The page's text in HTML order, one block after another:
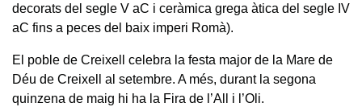
decorats del segle V aC i ceràmica grega àtica del segle IV
aC fins a peces del baix imperi Romà).
El poble de Creixell celebra la festa major de la Mare de
Déu de Creixell al setembre. A més, durant la segona
quinzena de maig hi ha la Fira de l’All i l’Oli.